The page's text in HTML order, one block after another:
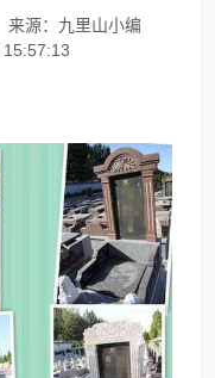
来源：九里山小编